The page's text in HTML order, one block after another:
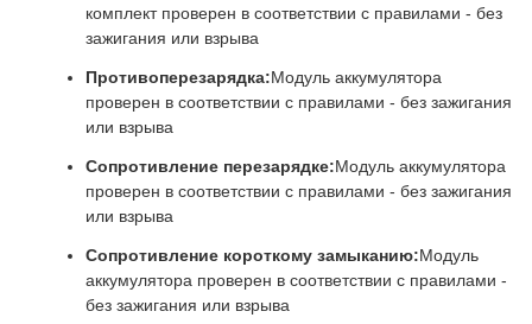
комплект проверен в соответствии с правилами - без
зажигания или взрыва
Противоперезарядка:Модуль аккумулятора
проверен в соответствии с правилами - без зажигания
или взрыва
Сопротивление перезарядке:Модуль аккумулятора
проверен в соответствии с правилами - без зажигания
или взрыва
Сопротивление короткому замыканию:Модуль
аккумулятора проверен в соответствии с правилами -
без зажигания или взрыва